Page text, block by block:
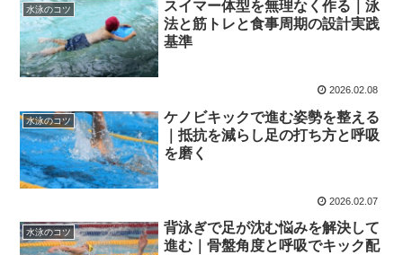
水泳のコツ
スイマー体型を無理なく作る｜泳
法と筋トレと食事周期の設計実践
基準
2026.02.08
水泳のコツ
ケノビキックで進む姿勢を整える
｜抵抗を減らし足の打ち方と呼吸
を磨く
2026.02.07
水泳のコツ
背泳ぎで足が沈む悩みを解決して
進む｜骨盤角度と呼吸でキック配